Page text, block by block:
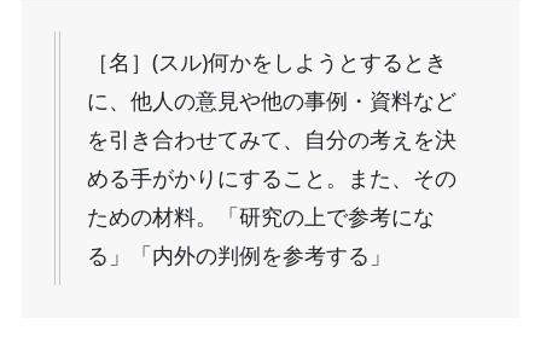
［名］(スル)何かをしようとするとき
に、他人の意見や他の事例・資料など
を引き合わせてみて、自分の考えを決
める手がかりにすること。また、その
ための材料。「研究の上で参考にな
る」「内外の判例を参考する」